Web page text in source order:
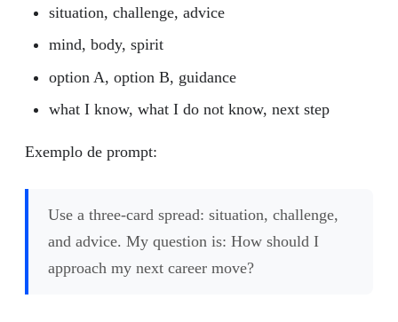
situation, challenge, advice
mind, body, spirit
option A, option B, guidance
what I know, what I do not know, next step
Exemplo de prompt:
Use a three-card spread: situation, challenge,
and advice. My question is: How should I
approach my next career move?